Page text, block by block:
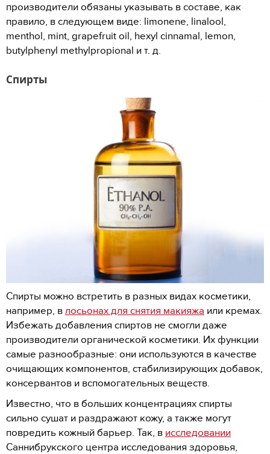
производители обязаны указывать в составе, как
правило, в следующем виде: limonene, linalool,
menthol, mint, grapefruit oil, hexyl cinnamal, lemon,
butylphenyl methylpropional и т. д.
Спирты
Спирты можно встретить в разных видах косметики,
например, в лосьонах для снятия макияжа или кремах.
Избежать добавления спиртов не смогли даже
производители органической косметики. Их функции
самые разнообразные: они используются в качестве
очищающих компонентов, стабилизирующих добавок,
консервантов и вспомогательных веществ.
Известно, что в больших концентрациях спирты
сильно сушат и раздражают кожу, а также могут
повредить кожный барьер. Так, в исследовании
Саннибрукского центра исследования здоровья,